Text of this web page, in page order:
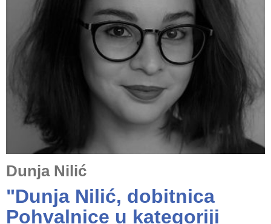
Dunja Nilić
"Dunja Nilić, dobitnica
Pohvalnice u kategoriji